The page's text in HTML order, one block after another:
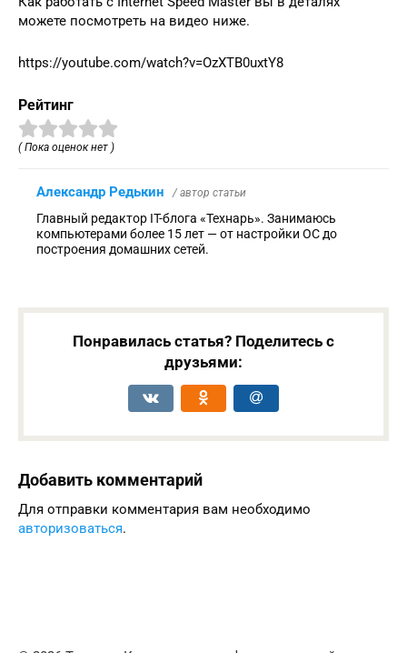
можете посмотреть на видео ниже.
https://youtube.com/watch?v=OzXTB0uxtY8
Рейтинг
( Пока оценок нет )
Александр Редькин / автор статьи
Главный редактор IT-блога «Технарь». Занимаюсь
компьютерами более 15 лет — от настройки ОС до
построения домашних сетей.
Понравилась статья? Поделитесь с
друзьями:
Добавить комментарий
Для отправки комментария вам необходимо
авторизоваться.